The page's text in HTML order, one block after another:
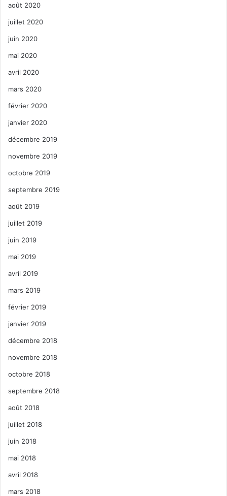
août 2020
juillet 2020
juin 2020
mai 2020
avril 2020
mars 2020
février 2020
janvier 2020
décembre 2019
novembre 2019
octobre 2019
septembre 2019
août 2019
juillet 2019
juin 2019
mai 2019
avril 2019
mars 2019
février 2019
janvier 2019
décembre 2018
novembre 2018
octobre 2018
septembre 2018
août 2018
juillet 2018
juin 2018
mai 2018
avril 2018
mars 2018